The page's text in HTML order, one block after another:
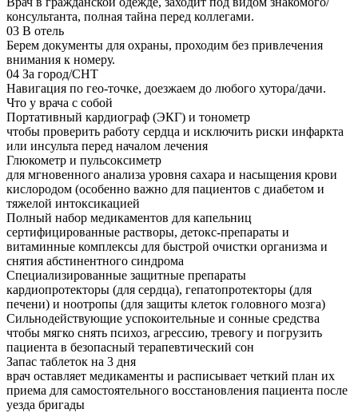
консультанта, полная тайна перед коллегами.
03 В отель
Берем документы для охраны, проходим без привлечения
внимания к номеру.
04 За город/СНТ
Навигация по гео-точке, доезжаем до любого хутора/дачи.
Что у врача с собой
Портативный кардиограф (ЭКГ) и тонометр
чтобы проверить работу сердца и исключить риски инфаркта
или инсульта перед началом лечения
Глюкометр и пульсоксиметр
для мгновенного анализа уровня сахара и насыщения крови
кислородом (особенно важно для пациентов с диабетом и
тяжелой интоксикацией
Полный набор медикаментов для капельниц
сертифицированные растворы, детокс-препараты и
витаминные комплексы для быстрой очистки организма и
снятия абстинентного синдрома
Специализированные защитные препараты
кардиопротекторы (для сердца), гепатопротекторы (для
печени) и ноотропы (для защиты клеток головного мозга)
Сильнодействующие успокоительные и сонные средства
чтобы мягко снять психоз, агрессию, тревогу и погрузить
пациента в безопасный терапевтический сон
Запас таблеток на 3 дня
врач оставляет медикаменты и расписывает четкий план их
приема для самостоятельного восстановления пациента после
уезда бригады